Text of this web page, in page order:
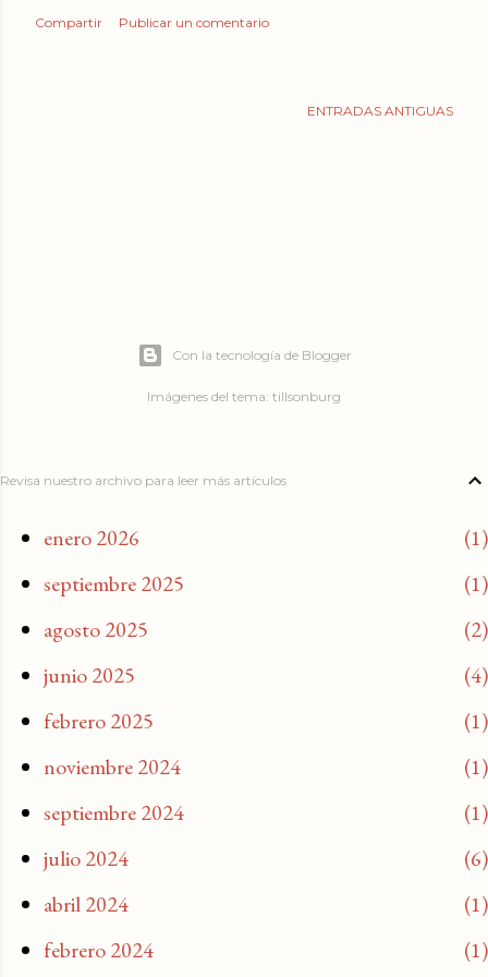
Compartir Publicar un comentario
ENTRADAS ANTIGUAS
Con la tecnología de Blogger
Imágenes del tema: tillsonburg
Revisa nuestro archivo para leer más artículos
enero 2026
1
septiembre 2025
1
agosto 2025
2
junio 2025
4
febrero 2025
1
noviembre 2024
1
septiembre 2024
1
julio 2024
6
abril 2024
1
febrero 2024
1